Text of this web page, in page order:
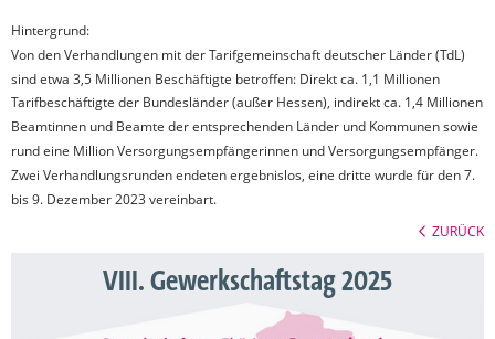
Hintergrund:
Von den Verhandlungen mit der Tarifgemeinschaft deutscher Länder (TdL)
sind etwa 3,5 Millionen Beschäftigte betroffen: Direkt ca. 1,1 Millionen
Tarifbeschäftigte der Bundesländer (außer Hessen), indirekt ca. 1,4 Millionen
Beamtinnen und Beamte der entsprechenden Länder und Kommunen sowie
rund eine Million Versorgungsempfängerinnen und Versorgungsempfänger.
Zwei Verhandlungsrunden endeten ergebnislos, eine dritte wurde für den 7.
bis 9. Dezember 2023 vereinbart.
ZURÜCK
VIII. Gewerkschaftstag 2025